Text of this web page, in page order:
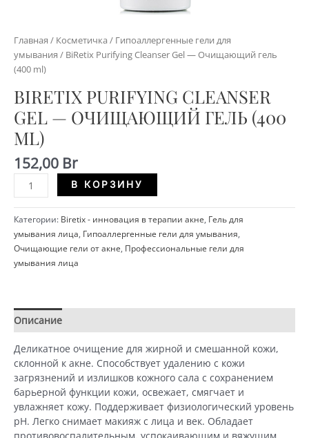
Главная / Косметичка / Гипоаллергенные гели для
умывания / BiRetix Purifying Cleanser Gel — Очищающий гель
(400 ml)
BIRETIX PURIFYING CLEANSER
GEL — ОЧИЩАЮЩИЙ ГЕЛЬ (400
ML)
152,00 Br
Количество
BiRetix
Purifying
Cleanser
Gel
-
Очищающий
ml)
В КОРЗИНУ
Категории: Biretix - инновация в терапии акне, Гель для
умывания лица, Гипоаллергенные гели для умывания,
Очищающие гели от акне, Профессиональные гели для
умывания лица
Описание
Деликатное очищение для жирной и смешанной кожи,
склонной к акне. Способствует удалению с кожи
загрязнений и излишков кожного сала с сохранением
барьерной функции кожи, освежает, смягчает и
увлажняет кожу. Поддерживает физиологический уровень
рН. Легко снимает макияж с лица и век. Обладает